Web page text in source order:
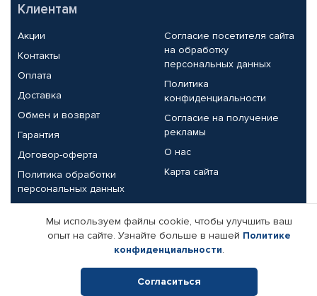
Клиентам
Акции
Контакты
Оплата
Доставка
Обмен и возврат
Гарантия
Договор-оферта
Политика обработки
персональных данных
Согласие посетителя сайта
на обработку
персональных данных
Политика
конфиденциальности
Согласие на получение
рекламы
О нас
Карта сайта
Партнерам
Корпоративным клиентам
Поставщикам
Реквизиты компании
Мы используем файлы cookie, чтобы улучшить ваш
опыт на сайте. Узнайте больше в нашей Политике
конфиденциальности.
Согласиться